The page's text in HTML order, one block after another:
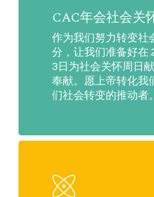
CAC年会社会关
作为我们努力转变社
分，让我们准备好在
3日为社会关怀周日
奉献。愿上帝转化我
们社会转变的推动者